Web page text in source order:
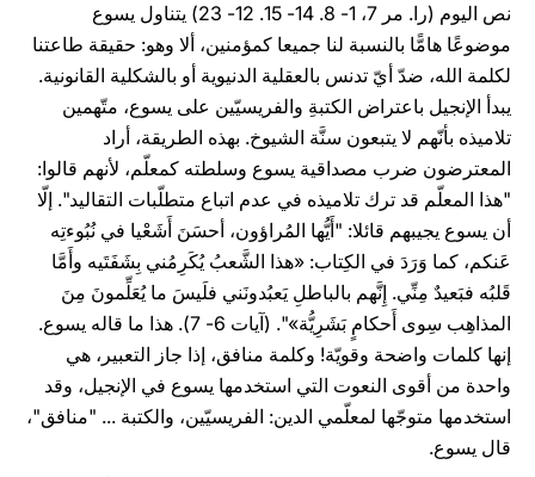
نص اليوم (را. مر 7، 1- 8. 14- 15. 12- 23) يتناول يسوع
موضوعًا هامًّا بالنسبة لنا جميعا كمؤمنين، ألا وهو: حقيقة طاعتنا
لكلمة الله، ضدّ أيّ تدنس بالعقلية الدنيوية أو بالشكلية القانونية.
يبدأ الإنجيل باعتراض الكتبةِ والفريسيّين على يسوع، متّهمين
تلاميذه بأنّهم لا يتبعون سنَّة الشيوخ. بهذه الطريقة، أراد
المعترضون ضرب مصداقية يسوع وسلطته كمعلّم، لأنهم قالوا:
"هذا المعلّم قد ترك تلاميذه في عدم اتباع متطلّبات التقاليد". إلّا
أن يسوع يجيبهم قائلا: "أَيُّها المُراؤون، أحسَنَ أَشَعْيا في نُبُوءتِه
عَنكم، كما وَرَدَ في الكِتاب: «هذا الشَّعبُ يُكَرِمُني بِشَفَتَيه وأَمَّا
قَلبُه فبَعيدٌ مِنِّي. إِنَّهم بالباطلِ يَعبُدونَني فلَيسَ ما يُعَلِّمونَ مِنَ
المذاهِب سِوى أَحكامٍ بَشَرِيُّة»". (آيات 6- 7). هذا ما قاله يسوع.
إنها كلمات واضحة وقويّة! وكلمة منافق، إذا جاز التعبير، هي
واحدة من أقوى النعوت التي استخدمها يسوع في الإنجيل، وقد
استخدمها متوجّها لمعلّمي الدين: الفريسيّين، والكتبة ... "منافق"،
قال يسوع.